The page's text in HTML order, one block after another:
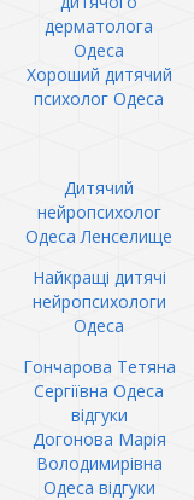
дерматолога
Одеса
Хороший дитячий
психолог Одеса
Дитячий
нейропсихолог
Одеса Ленселище
Найкращі дитячі
нейропсихологи
Одеса
Гончарова Тетяна
Сергіївна Одеса
відгуки
Догонова Марія
Володимирівна
Одеса відгуки